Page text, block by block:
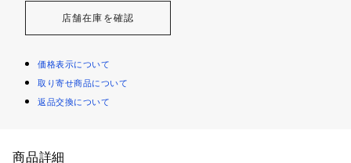
店舗在庫を確認
価格表示について
取り寄せ商品について
返品交換について
商品詳細